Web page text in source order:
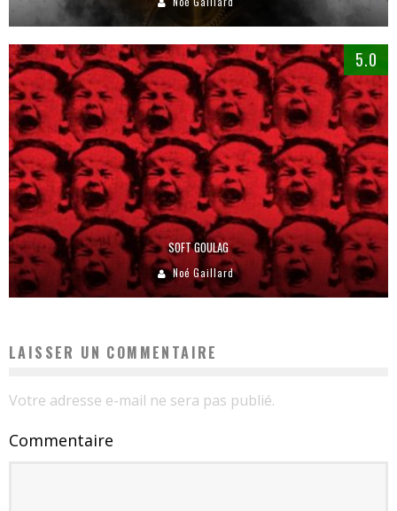
5.0
SOFT GOULAG
Noé Gaillard
LAISSER UN COMMENTAIRE
Votre adresse e-mail ne sera pas publié.
Commentaire